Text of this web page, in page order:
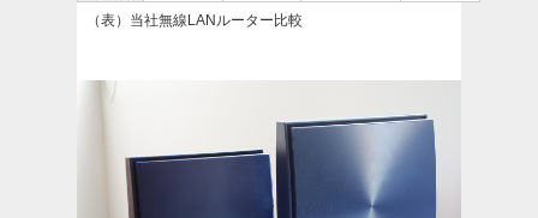
（表）当社無線LANルーター比較